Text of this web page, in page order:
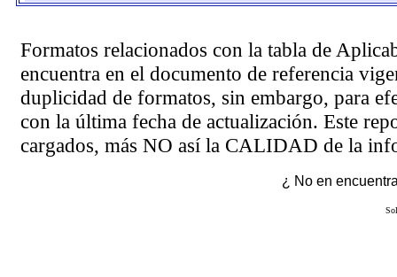
Formatos relacionados con la tabla de
encuentra en el documento de referencia
duplicidad de formatos, sin embargo, para
con la última fecha de actualización. Este
cargados, más NO así la CALIDAD de la
¿ No en